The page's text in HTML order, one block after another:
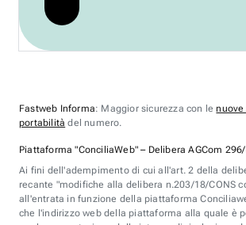
Fastweb Informa: Maggior sicurezza con lenuove
portabilità del numero.
Piattaforma "ConciliaWeb" – Delibera AGCom
Ai fini dell'adempimento di cui all'art. 2 della
recante "modifiche alla delibera n.203/18/CONS
all'entrata in funzione della piattaforma
che l'indirizzo web della piattaforma alla quale è